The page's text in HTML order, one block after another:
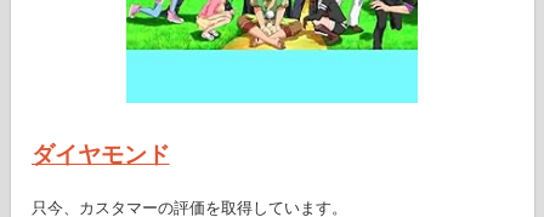
ダイヤモンド
只今、カスタマーの評価を取得しています。